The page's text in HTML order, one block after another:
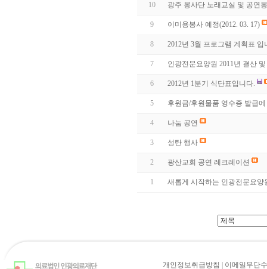
10 광주 봉사단 노래교실 및 공연
9 이미용봉사 예정(2012. 03. 17)
8 2012년 3월 프로그램 계획표 입
7 인광전문요양원 2011년 결산
6 2012년 1분기 식단표입니다.
5 후원금/후원물품 영수증 발급
4 나눔 공연
3 성탄 행사
2 광산교회 공연 레크레이션
1 새롭게 시작하는 인광전문요양
개인정보취급방침
이메일무단